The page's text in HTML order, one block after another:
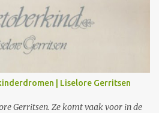
| Liselore Gerritsen
Gerritsen. Ze komt vaak voor in de